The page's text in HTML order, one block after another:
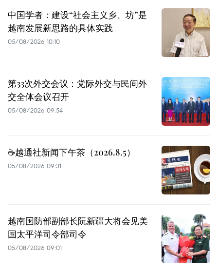
中国学者：建设“社会主义乡、坊”是
越南发展新思路的具体实践
05/08/2026 10:10
第33次外交会议：党际外交与民间外
交全体会议召开
05/08/2026 09:54
☕️越通社新闻下午茶（2026.8.5）
05/08/2026 09:31
越南国防部副部长阮新疆大将会见美
国太平洋司令部司令
05/08/2026 09:01